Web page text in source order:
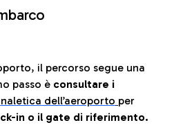
il percorso segue una
passo è consultare i
dell’aeroporto per
in o il gate di riferimento.